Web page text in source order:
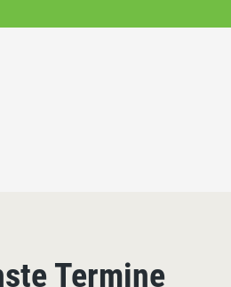
Termine